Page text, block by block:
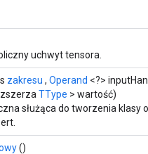
uchwyt tensora.
zakresu , Operand <?>
TType > wartość)
służąca do tworzenia klasy
()